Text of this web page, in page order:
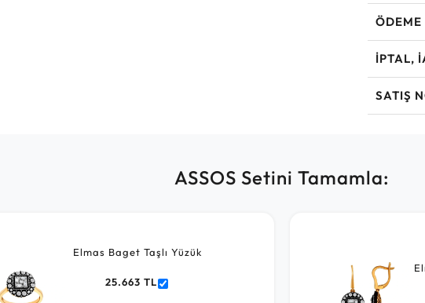
ÖDEME
İPTAL,
SATIŞ
ASSOS Setini Tamamla:
Elmas Baget Taşlı Yüzük
25.663 TL